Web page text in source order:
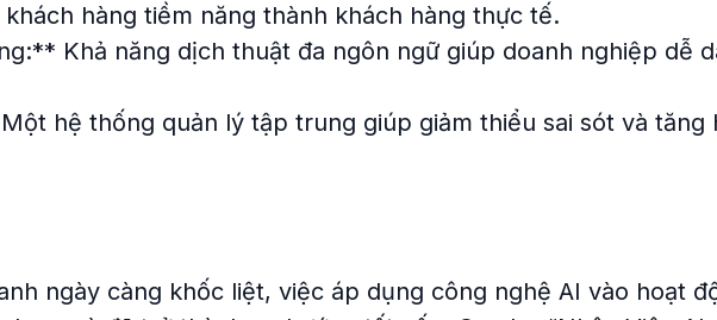
hàng tiềm năng thành khách hàng thực tế.
Khả năng dịch thuật đa ngôn ngữ giúp doanh nghiệp dễ
hệ thống quản lý tập trung giúp giảm thiểu sai sót và tăng
ngày càng khốc liệt, việc áp dụng công nghệ AI vào hoạt